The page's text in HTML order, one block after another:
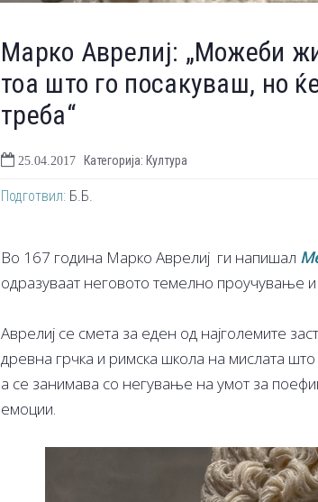
Марко Аврелиј: „Можеби
тоа што го посакуваш, но
треба“
25.04.2017 Категорија: Култура
Подготвил: Б.Б.
Во 167 година Марко Аврелиј ги напишал
одразуваат неговото темелно проучување
Аврелиј се смета за еден од најголемите
древна грчка и римска школа на мислата
а се занимава со негување на умот за
емоции.